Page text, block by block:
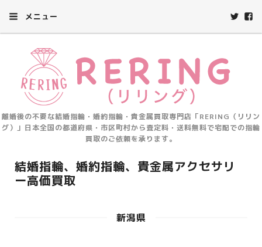
メニュー
離婚後の不要な結婚指輪・婚約指輪・貴金属買取専門店「RERING（リリン
グ）」日本全国の都道府県・市区町村から査定料・送料無料で宅配での指輪
買取のご依頼を承ります。
結婚指輪、婚約指輪、貴金属アクセサリ
ー高価買取
新潟県